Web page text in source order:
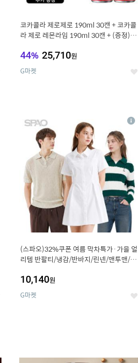
코카콜라 제로제로 190ml 30캔 + 코카콜
라 제로 레몬라임 190ml 30캔 + (증정) 콜
44% 25,710원
G마켓 좋
(스파오)32%쿠폰 여름 막차특가·가을 얼
리템 반팔티/냉감/반바지/린넨/맨투맨/슬
10,140원
G마켓 좋
상